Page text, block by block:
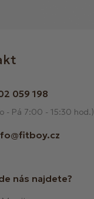
059 198
- Pá 7:00 - 15:30 hod.)
nás najdete?